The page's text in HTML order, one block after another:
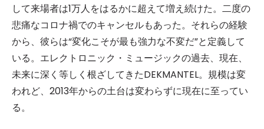
して来場者は1万人をはるかに超えて増え続けた。二度の
悲痛なコロナ禍でのキャンセルもあった。それらの経験
から、彼らは“変化こそが最も強力な不変だ”と定義して
いる。エレクトロニック・ミュージックの過去、現在、
未来に深く等しく根ざしてきたDEKMANTEL。規模は変
われど、2013年からの土台は変わらずに現在に至ってい
る。